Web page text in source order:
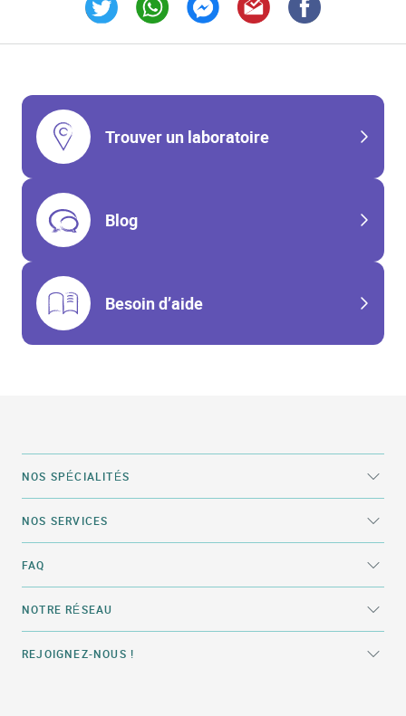
Trouver un laboratoire
Blog
Besoin d’aide
NOS SPÉCIALITÉS
NOS SERVICES
FAQ
NOTRE RÉSEAU
REJOIGNEZ-NOUS !